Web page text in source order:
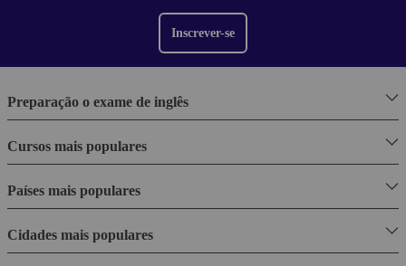
Inscrever-se
Preparação o exame de inglês
Cursos mais populares
Países mais populares
Cidades mais populares